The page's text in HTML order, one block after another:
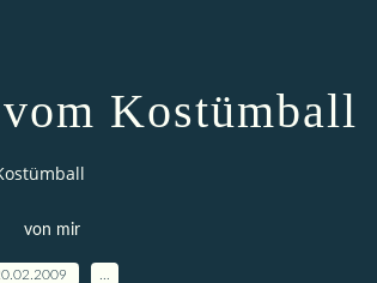
Kostümball
von mir